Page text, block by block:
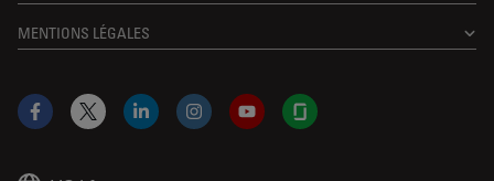
MENTIONS LÉGALES
Facebook
X LinkedInInstagramYouTubeGlassdoor